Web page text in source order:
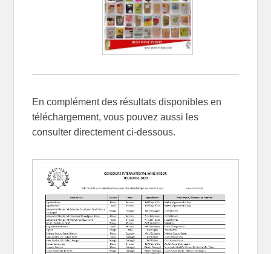
En complément des résultats disponibles en
téléchargement, vous pouvez aussi les
consulter directement ci-dessous.